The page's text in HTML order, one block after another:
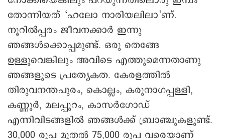
തോന്നിയത് ‘ഹലോ നാരിയലിലാ’ണ്.
നൂറിൽപ്പരം ജീവനക്കാർ ഇന്നു
ഞങ്ങൾക്കൊപ്പമുണ്ട്. ഒരു തെങ്ങേ
ഉള്ളൂവെങ്കിലും അവിടെ എത്തുമെന്നതാണു
ഞങ്ങളുടെ പ്രത്യേകത. കേരളത്തിൽ
തിരുവനന്തപുരം, കൊല്ലം, കരുനാഗപ്പള്ളി,
കണ്ണൂർ, മലപ്പുറം, കാസർഗോഡ്
എന്നിവിടങ്ങളിൽ ഞങ്ങൾക്ക് ബ്രാഞ്ചുകളുണ്ട്.
30,000 രൂപ മുതൽ 75,000 രൂപ വരെയാണ്